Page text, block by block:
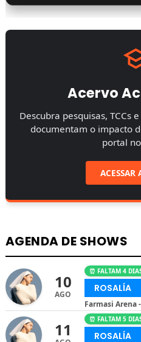
Acervo
Descubra pesquisas, TCCs
documentam o impacto
portal
ACESSAR
AGENDA DE SHOWS
10
AGO
⏰ FALTAM 4
ROSALÍA
Farmasi Arena -
11
⏰ FALTAM 5
ROSALÍA